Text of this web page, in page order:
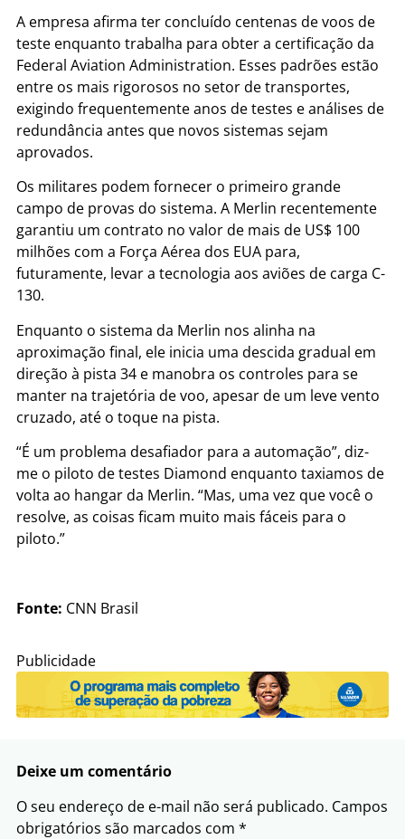
A empresa afirma ter concluído centenas de voos de
teste enquanto trabalha para obter a certificação da
Federal Aviation Administration. Esses padrões estão
entre os mais rigorosos no setor de transportes,
exigindo frequentemente anos de testes e análises de
redundância antes que novos sistemas sejam
aprovados.
Os militares podem fornecer o primeiro grande
campo de provas do sistema. A Merlin recentemente
garantiu um contrato no valor de mais de US$ 100
milhões com a Força Aérea dos EUA para,
futuramente, levar a tecnologia aos aviões de carga C-
130.
Enquanto o sistema da Merlin nos alinha na
aproximação final, ele inicia uma descida gradual em
direção à pista 34 e manobra os controles para se
manter na trajetória de voo, apesar de um leve vento
cruzado, até o toque na pista.
“É um problema desafiador para a automação”, diz-
me o piloto de testes Diamond enquanto taxiamos de
volta ao hangar da Merlin. “Mas, uma vez que você o
resolve, as coisas ficam muito mais fáceis para o
piloto.”
Fonte: CNN Brasil
Publicidade
Deixe um comentário
O seu endereço de e-mail não será publicado. Campos
obrigatórios são marcados com *